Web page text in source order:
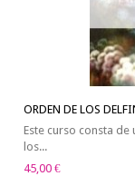
ORDEN DE LOS
Este curso consta
los...
45,00 €